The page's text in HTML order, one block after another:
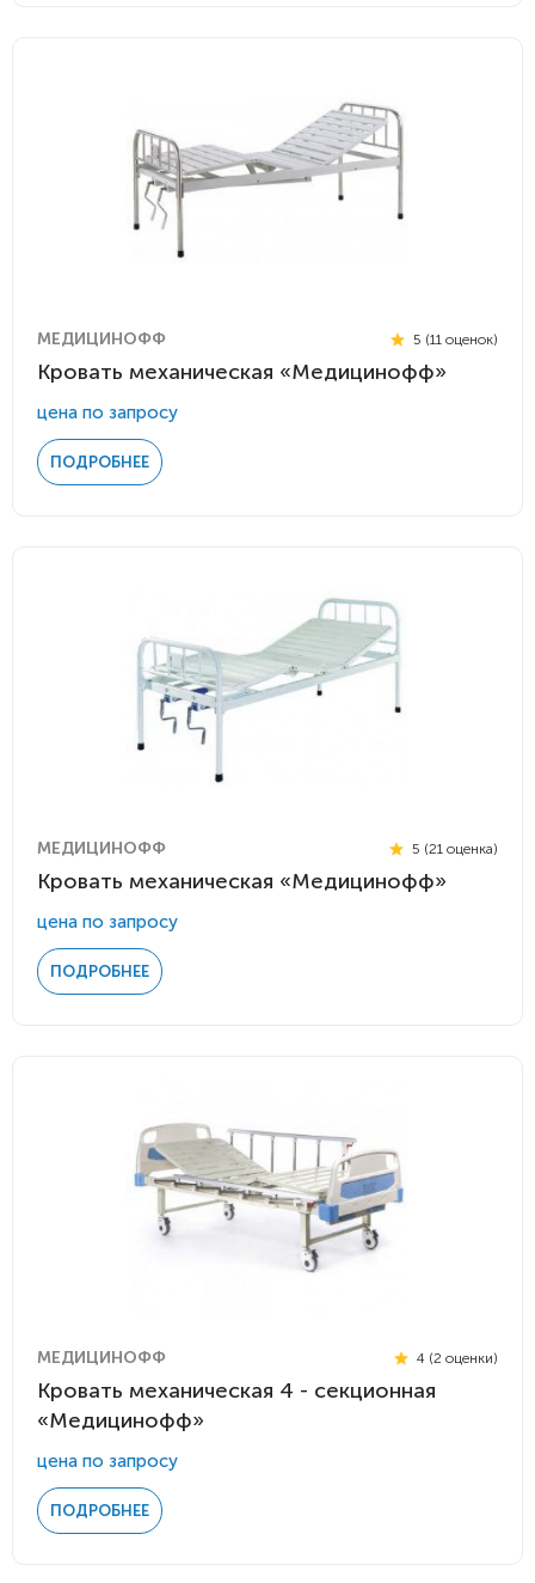
МЕДИЦИНОФФ 5 (11 оценок)
Кровать механическая «Медицинофф»
цена по запросу
ПОДРОБНЕЕ
МЕДИЦИНОФФ 5 (21 оценка)
Кровать механическая «Медицинофф»
цена по запросу
ПОДРОБНЕЕ
МЕДИЦИНОФФ 4 (2 оценки)
Кровать механическая 4 - секционная
«Медицинофф»
цена по запросу
ПОДРОБНЕЕ